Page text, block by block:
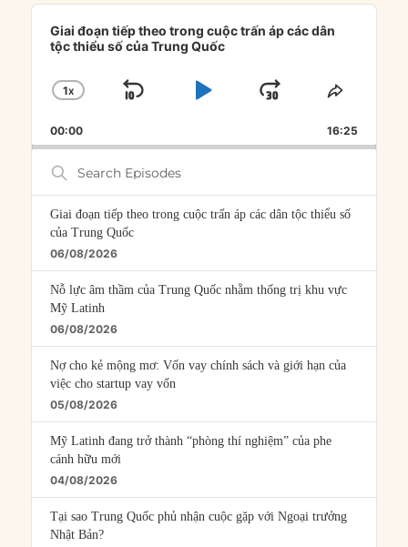
Audio
Player
Giai đoạn tiếp theo trong cuộc trấn áp các dân
tộc thiểu số của Trung Quốc
CHANGE
RATE
1X
SKIP
PLAYJUMP
FORWARD
SHARE
00:00 16:25
Search
Episodes
Giai đoạn tiếp theo trong cuộc trấn áp các dân tộc thiểu số
của Trung Quốc
06/08/2026
Nỗ lực âm thầm của Trung Quốc nhằm thống trị khu vực
Mỹ Latinh
06/08/2026
Nợ cho kẻ mộng mơ: Vốn vay chính sách và giới hạn của
việc cho startup vay vốn
05/08/2026
Mỹ Latinh đang trở thành “phòng thí nghiệm” của phe
cánh hữu mới
04/08/2026
Tại sao Trung Quốc phủ nhận cuộc gặp với Ngoại trưởng
Nhật Bản?